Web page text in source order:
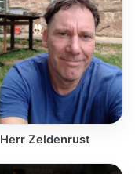
Herr Zeldenrust